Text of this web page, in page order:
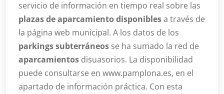
servicio de información en tiempo real sobre las
plazas de aparcamiento disponiblesa través de
la página web municipal. A los datos de los
parkings subterráneos se ha sumado la red de
aparcamientos disuasorios. La disponibilidad
puede consultarse en www.pamplona.es, en el
apartado de información práctica. Con esta